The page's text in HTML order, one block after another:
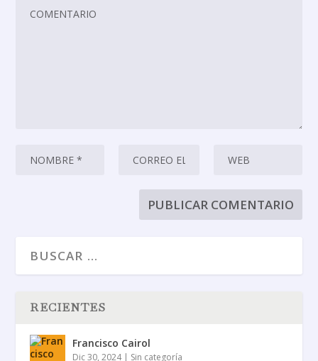
RECIENTES
Francisco Cairol
Dic 30, 2024| Sin categoría